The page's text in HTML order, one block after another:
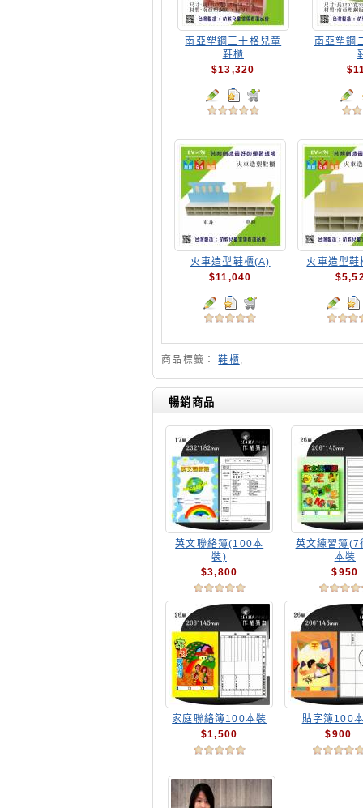
南亞塑鋼三十格兒童
鞋櫃
$13,320
南亞塑鋼
火車造型鞋櫃(A)
$11,040
火車造型
商品標籤：鞋櫃
暢銷商品
英文聯絡簿(100本
裝)
$3,800
英文練習簿
本裝
$950
家庭聯絡簿100本裝
$1,500
貼字簿100
$900